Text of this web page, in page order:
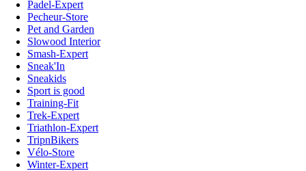
Padel-Expert
Pecheur-Store
Pet and Garden
Slowood Interior
Smash-Expert
Sneak'In
Sneakids
Sport is good
Training-Fit
Trek-Expert
Triathlon-Expert
TripnBikers
Vélo-Store
Winter-Expert